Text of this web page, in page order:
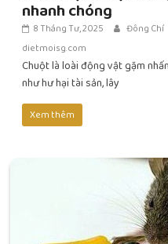
nhanh chóng
8 Tháng Tư, 2025 Đông Chí
dietmoisg.com
Chuột là loài động vật gặm
như hư hại tài sản, lây
Xem thêm